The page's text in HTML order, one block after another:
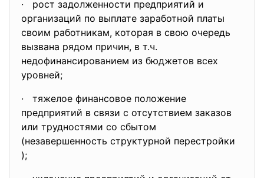
· рост задолженности предприятий и
организаций по выплате заработной платы
своим работникам, которая в свою очередь
вызвана рядом причин, в т.ч.
недофинансированием из бюджетов всех
уровней;
· тяжелое финансовое положение
предприятий в связи с отсутствием заказов
или трудностями со сбытом
(незавершенность структурной перестройки
);